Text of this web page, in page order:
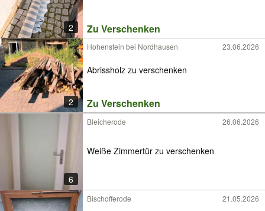
2 Zu Verschenken
2
Hohenstein bei Nordhausen 23.06.2026
Abrissholz zu verschenken
Zu Verschenken
6
Bleicherode 26.06.2026
Weiße Zimmertür zu verschenken
Bischofferode 21.05.2026